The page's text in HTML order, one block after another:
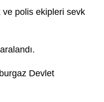
ve polis ekipleri sevk
Devlet